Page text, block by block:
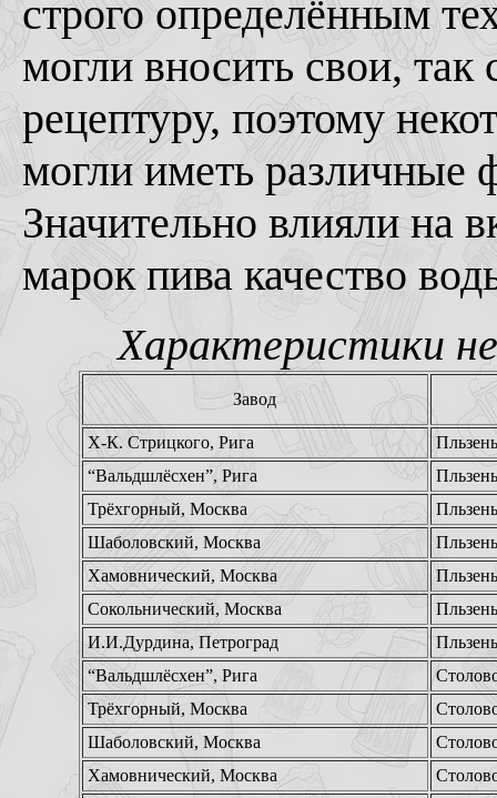
строго определённым
могли вносить свои,
рецептуру, поэтому
могли иметь различные
Значительно влияли на
марок пива качество
Характеристики
Завод
Х-К. Стрицкого, Рига
“Вальдшлёсхен”, Рига
Трёхгорный, Москва
Шаболовский, Москва
Хамовнический, Москва
Сокольнический, Москва
И.И.Дурдина, Петроград
“Вальдшлёсхен”, Рига
Трёхгорный, Москва
Шаболовский, Москва
Хамовнический, Москва